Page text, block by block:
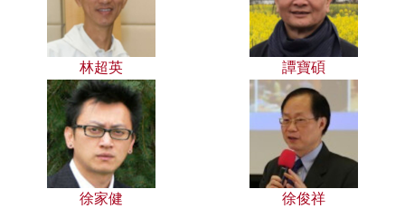
林超英 譚寶碩
徐家健 徐俊祥